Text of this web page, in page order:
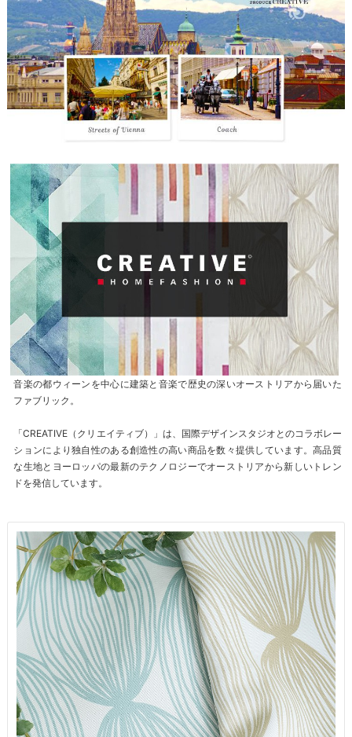
音楽の都ウィーンを中心に建築と音楽で歴史の深いオーストリアから届いた
ファブリック。
「CREATIVE（クリエイティブ）」は、国際デザインスタジオとのコラボレー
ションにより独自性のある創造性の高い商品を数々提供しています。高品質
な生地とヨーロッパの最新のテクノロジーでオーストリアから新しいトレン
ドを発信しています。